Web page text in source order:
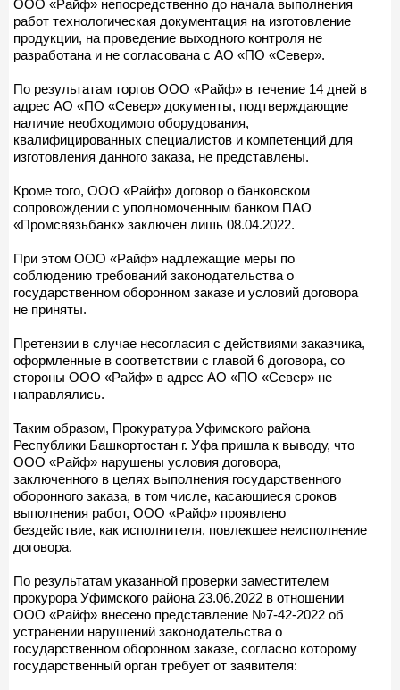
ООО «Райф» непосредственно до начала выполнения
работ технологическая документация на изготовление
продукции, на проведение выходного контроля не
разработана и не согласована с АО «ПО «Север».
По результатам торгов ООО «Райф» в течение 14 дней в
адрес АО «ПО «Север» документы, подтверждающие
наличие необходимого оборудования,
квалифицированных специалистов и компетенций для
изготовления данного заказа, не представлены.
Кроме того, ООО «Райф» договор о банковском
сопровождении с уполномоченным банком ПАО
«Промсвязьбанк» заключен лишь 08.04.2022.
При этом ООО «Райф» надлежащие меры по
соблюдению требований законодательства о
государственном оборонном заказе и условий договора
не приняты.
Претензии в случае несогласия с действиями заказчика,
оформленные в соответствии с главой 6 договора, со
стороны ООО «Райф» в адрес АО «ПО «Север» не
направлялись.
Таким образом, Прокуратура Уфимского района
Республики Башкортостан г. Уфа пришла к выводу, что
ООО «Райф» нарушены условия договора,
заключенного в целях выполнения государственного
оборонного заказа, в том числе, касающиеся сроков
выполнения работ, ООО «Райф» проявлено
бездействие, как исполнителя, повлекшее неисполнение
договора.
По результатам указанной проверки заместителем
прокурора Уфимского района 23.06.2022 в отношении
ООО «Райф» внесено представление №7-42-2022 об
устранении нарушений законодательства о
государственном оборонном заказе, согласно которому
государственный орган требует от заявителя: